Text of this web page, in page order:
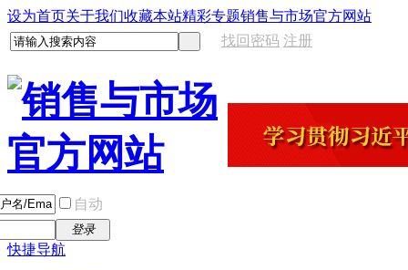
设为首页关于我们收藏本站精彩专题销售与市场官方网站
找回密码 注册
自动
登录
快捷导航